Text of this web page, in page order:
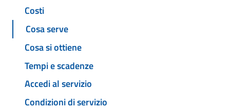
Costi
Cosa serve
Cosa si ottiene
Tempi e scadenze
Accedi al servizio
Condizioni di servizio